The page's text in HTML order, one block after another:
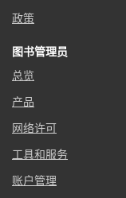
政策
图书管理员
总览
产品
网络许可
工具和服务
账户管理